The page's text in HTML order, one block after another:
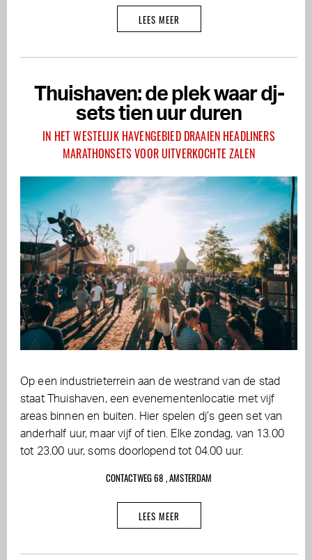
LEES MEER
Thuishaven: de plek waar dj-
sets tien uur duren
IN HET WESTELIJK HAVENGEBIED DRAAIEN HEADLINERS
MARATHONSETS VOOR UITVERKOCHTE ZALEN
Op een industrieterrein aan de westrand van de stad
staat Thuishaven, een evenementenlocatie met vijf
areas binnen en buiten. Hier spelen dj’s geen set van
anderhalf uur, maar vijf of tien. Elke zondag, van 13.00
tot 23.00 uur, soms doorlopend tot 04.00 uur.
CONTACTWEG 68 , AMSTERDAM
LEES MEER